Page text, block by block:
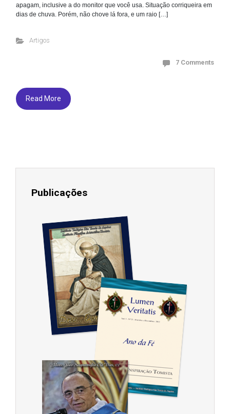
apagam, inclusive a do monitor que você usa. Situação corriqueira em
dias de chuva. Porém, não chove lá fora, e um raio […]
Artigos
7 Comments
Read More
Publicações